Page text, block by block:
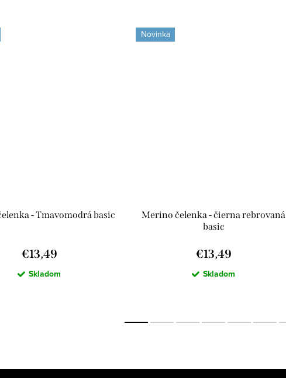
- Tmavomodrá basic
€13,49
Skladom
Novinka
Merino čelenka - čierna rebrovaná
basic
€13,49
Skladom